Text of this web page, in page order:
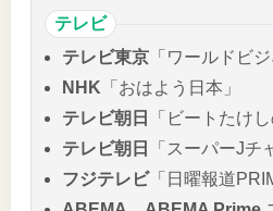
テレビ
テレビ東京 「ワールドビ
NHK 「おはよう日本」
テレビ朝日
「ビートたけ
テレビ朝日
「スーパーJチ
フジテレビ「日曜報道